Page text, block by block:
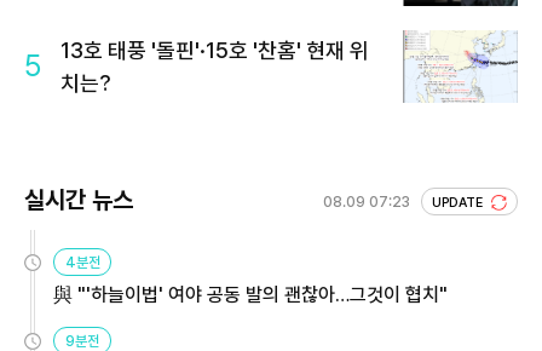
5
13호 태풍 '돌핀'·15호 '찬홈' 현재 위
치는?
실시간 뉴스 08.09 07:23 UPDATE
4분전
與 "'하늘이법' 여야 공동 발의 괜찮아…그것이 협치"
9분전